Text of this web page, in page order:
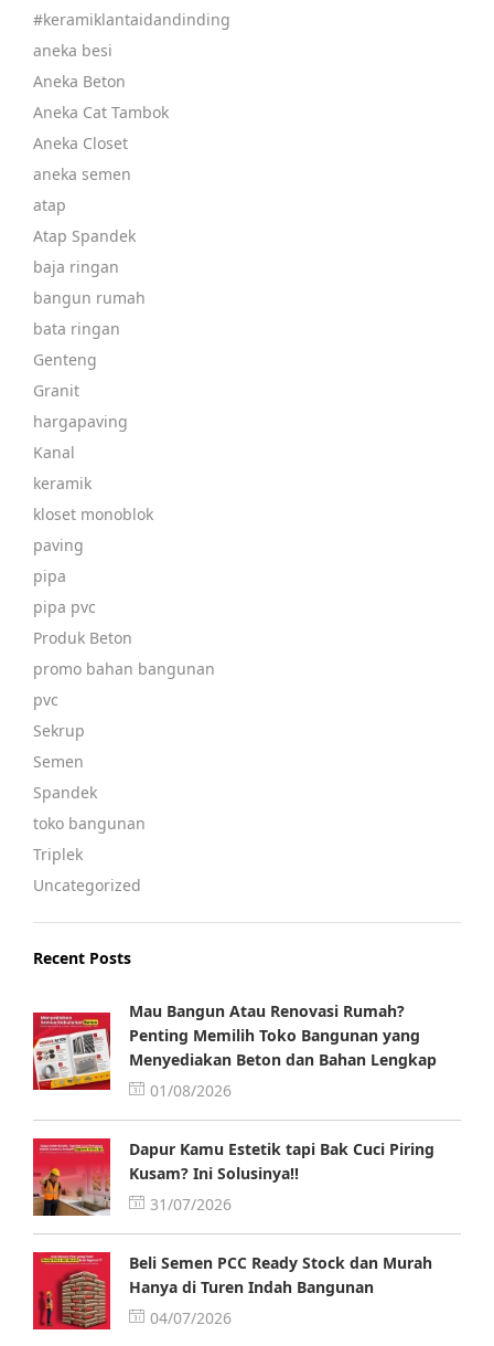
#keramiklantaidandinding
aneka besi
Aneka Beton
Aneka Cat Tambok
Aneka Closet
aneka semen
atap
Atap Spandek
baja ringan
bangun rumah
bata ringan
Genteng
Granit
hargapaving
Kanal
keramik
kloset monoblok
paving
pipa
pipa pvc
Produk Beton
promo bahan bangunan
pvc
Sekrup
Semen
Spandek
toko bangunan
Triplek
Uncategorized
Recent Posts
Mau Bangun Atau Renovasi Rumah?
Penting Memilih Toko Bangunan yang
Menyediakan Beton dan Bahan Lengkap
01/08/2026
Dapur Kamu Estetik tapi Bak Cuci Piring
Kusam? Ini Solusinya!!
31/07/2026
Beli Semen PCC Ready Stock dan Murah
Hanya di Turen Indah Bangunan
04/07/2026